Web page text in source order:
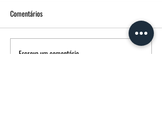
Comentários
Escreva um comentário